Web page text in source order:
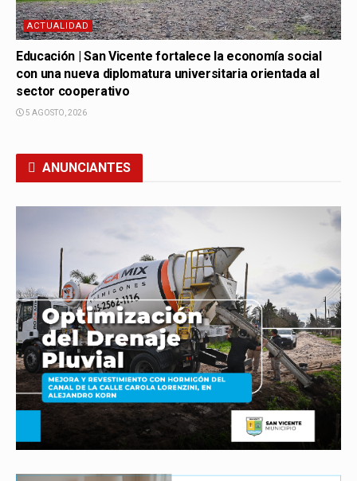
ACTUALIDAD
Educación | San Vicente fortalece la economía social
con una nueva diplomatura universitaria orientada al
sector cooperativo
5 AGOSTO, 2026
ANUNCIANTES